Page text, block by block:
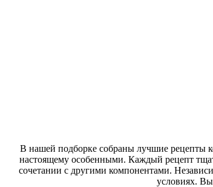
В нашей подборке собраны лучшие рецепты
настоящему особенными. Каждый рецепт
сочетании с другими компонентами.
условиях.